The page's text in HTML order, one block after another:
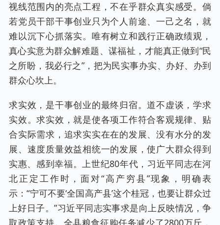
视线范围内的亮点工程，不在乎群众真实感受。倘
若党员干部干事创业只为个人前途、一己之名，就
难以沉下心抓落实。唯有树立和践行正确政绩观，
真心实意为群众解难题、谋福祉，才能真正做到“民
之所盼，我必行之”，把为民实事办实、办好、办到
群众心坎上。
求实效，是干事创业的最终归宿。道不虚谈，学求
实效。求实效，就是使各项工作符合客观规律、贴
合实际需求，追求实实在在的发展、没有水分的发
展、速度质量效益相统一的发展，使广大群众得到
实惠、感到幸福。上世纪80年代，习近平同志在河
北正定工作时，面对“高产穷县”现象，明确表
示：“宁可不要‘全国高产县’这个桂冠，也要让群众过
上好日子。”习近平同志实事求是向上反映情况，争
取政策支持。全县粮食征购任务减少了2800万斤，